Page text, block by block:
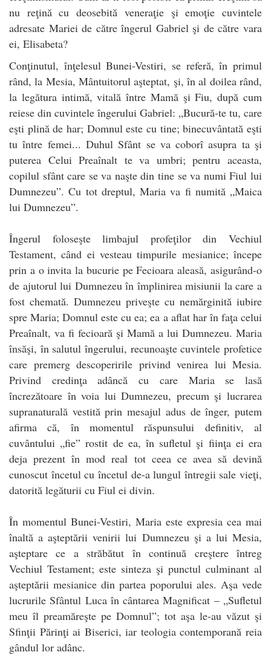
nu reţină cu deosebită veneraţie şi emoţie cuvintele
adresate Mariei de către îngerul Gabriel şi de către vara
ei, Elisabeta?
Conţinutul, înţelesul Bunei-Vestiri, se referă, în primul
rând, la Mesia, Mântuitorul aşteptat, şi, în al doilea rând,
la legătura intimă, vitală între Mamă şi Fiu, după cum
reiese din cuvintele îngerului Gabriel: „Bucură-te tu, care
eşti plină de har; Domnul este cu tine; binecuvântată eşti
tu între femei... Duhul Sfânt se va coborî asupra ta şi
puterea Celui Preaînalt te va umbri; pentru aceasta,
copilul sfânt care se va naşte din tine se va numi Fiul lui
Dumnezeu”. Cu tot dreptul, Maria va fi numită „Maica
lui Dumnezeu”.
Îngerul foloseşte limbajul profeţilor din Vechiul
Testament, când ei vesteau timpurile mesianice; începe
prin a o invita la bucurie pe Fecioara aleasă, asigurând-o
de ajutorul lui Dumnezeu în împlinirea misiunii la care a
fost chemată. Dumnezeu priveşte cu nemărginită iubire
spre Maria; Domnul este cu ea; ea a aflat har în faţa celui
Preaînalt, va fi fecioară şi Mamă a lui Dumnezeu. Maria
însăşi, în salutul îngerului, recunoaşte cuvintele profetice
care premerg descoperirile privind venirea lui Mesia.
Privind credinţa adâncă cu care Maria se lasă
încrezătoare în voia lui Dumnezeu, precum şi lucrarea
supranaturală vestită prin mesajul adus de înger, putem
afirma că, în momentul răspunsului definitiv, al
cuvântului „fie” rostit de ea, în sufletul şi fiinţa ei era
deja prezent în mod real tot ceea ce avea să devină
cunoscut încetul cu încetul de-a lungul întregii sale vieţi,
datorită legăturii cu Fiul ei divin.
În momentul Bunei-Vestiri, Maria este expresia cea mai
înaltă a aşteptării venirii lui Dumnezeu şi a lui Mesia,
aşteptare ce a străbătut în continuă creştere întreg
Vechiul Testament; este sinteza şi punctul culminant al
aşteptării mesianice din partea poporului ales. Aşa vede
lucrurile Sfântul Luca în cântarea Magnificat – „Sufletul
meu îl preamăreşte pe Domnul”; tot aşa le-au văzut şi
Sfinţii Părinţi ai Biserici, iar teologia contemporană reia
gândul lor adânc.